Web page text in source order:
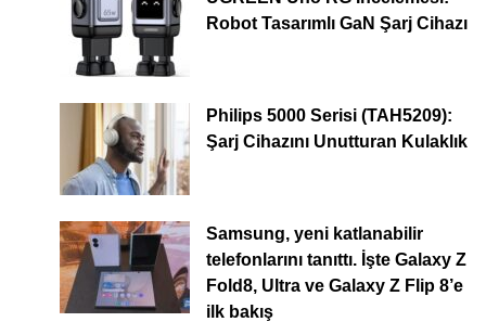
Robot Tasarımlı GaN Şarj Cihazı
Philips 5000 Serisi (TAH5209):
Şarj Cihazını Unutturan Kulaklık
Samsung, yeni katlanabilir
telefonlarını tanıttı. İşte Galaxy Z
Fold8, Ultra ve Galaxy Z Flip 8’e
ilk bakış